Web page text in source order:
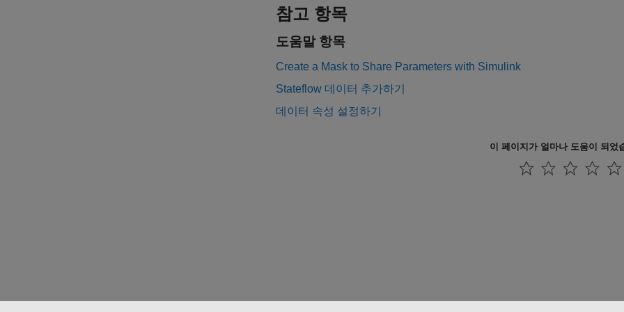
참고 항목
도움말 항목
Create a Mask to Share Parameters with Simulink
Stateflow 데이터 추가하기
데이터 속성 설정하기
이 페이지가 얼마나 도움이 되었